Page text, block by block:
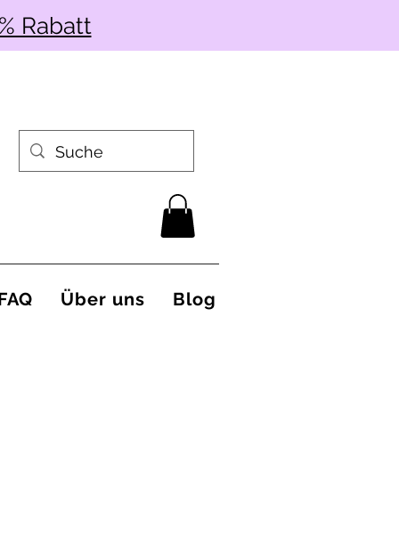
Rabatt
Über uns Blog